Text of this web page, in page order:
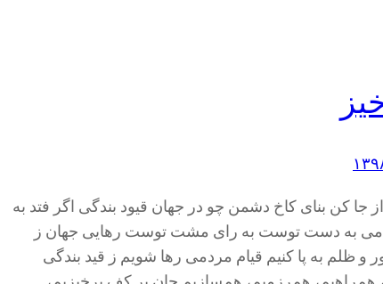
از جا کن بنای کاخ دشمن چو در جهان قیود بندگی اگر فتد به
به دست توست به رای مشت توست رهایی جهان ز
و ظلم به پا کنیم قیام مردمی رها شویم ز قید بندگی